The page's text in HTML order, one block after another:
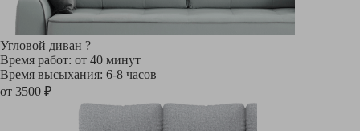
Угловой диван ?
Время работ: от 40 минут
Время высыхания: 6-8 часов
от 3500 ₽